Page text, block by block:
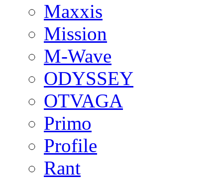
Maxxis
Mission
M-Wave
ODYSSEY
OTVAGA
Primo
Profile
Rant